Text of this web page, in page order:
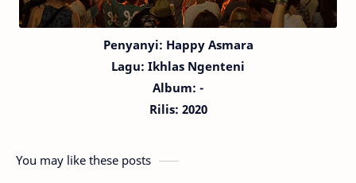
Penyanyi: Happy Asmara
Lagu: Ikhlas Ngenteni
Album: -
Rilis: 2020
You may like these posts